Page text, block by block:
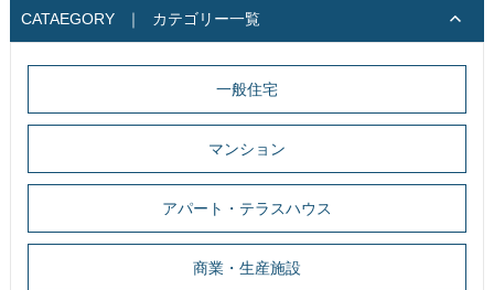
CATAEGORY ｜ カテゴリー一覧
一般住宅
マンション
アパート・テラスハウス
商業・生産施設